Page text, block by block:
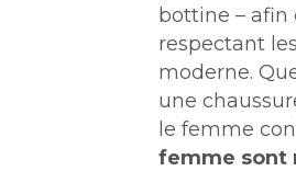
bottine – afin
respectant
moderne.
une
le femme
femme sont